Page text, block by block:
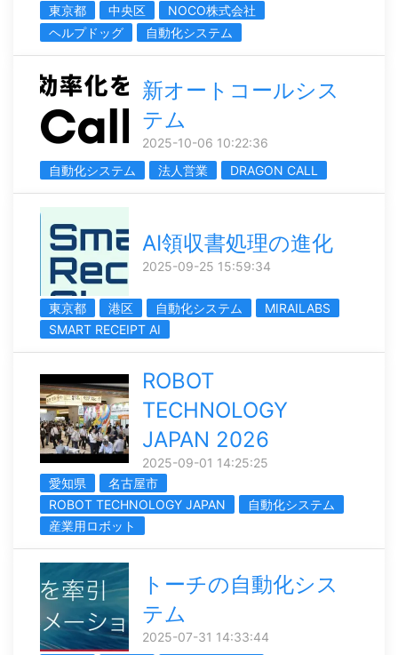
東京都 中央区
NOCO株式会社
ヘルプドッグ
自動化システム
新オートコールシス
テム
2025-10-06 10:22:36
自動化システム
法人営業 DRAGON CALL
AI領収書処理の進化
2025-09-25 15:59:34
東京都 港区 自動化システム
MIRAILABS
SMART RECEIPT AI
ROBOT
TECHNOLOGY
JAPAN 2026
2025-09-01 14:25:25
愛知県
名古屋市
ROBOT TECHNOLOGY JAPAN
自動化システム
産業用ロボット
トーチの自動化シス
テム
2025-07-31 14:33:44